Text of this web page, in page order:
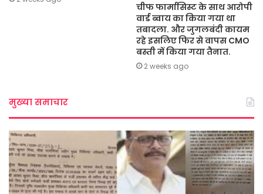
चीफ फार्मासिस्ट के साथ आरोपी
वार्ड ब्वाय का किया गया था
तबादला. और जुगलबंदी कायम
रहे इसलिए फिर से वापस CMO
बस्ती में किया गया तैनात.
2 weeks ago
मुख्या समाचार